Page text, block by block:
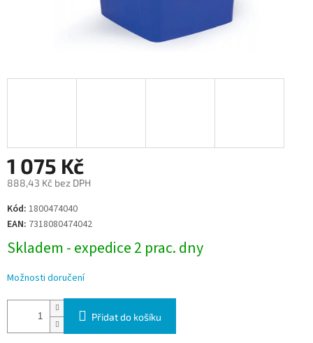
1 075 Kč
888,43 Kč bez DPH
Měrná
cena:
Kód: 1800474040
EAN: 7318080474042
Skladem - expedice 2 prac. dny
Možnosti doručení
Přidat do košíku